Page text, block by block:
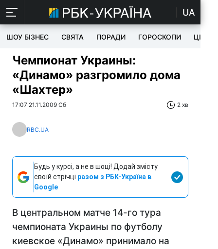
UA
ШОУ БІЗНЕС СВЯТА ПОРАДИ ГОРОСКОПИ ЦІКАВЕ
Чемпионат Украины:
«Динамо» разгромило дома
«Шахтер»
17:07 21.11.2009 Сб 2 хв
RBC.UA
Будь у курсі, а не в шоці! Додай змісту
своїй стрічці разом з РБК-Україна в
Google
В центральном матче 14-го тура
чемпионата Украины по футболу
киевское «Динамо» принимало на